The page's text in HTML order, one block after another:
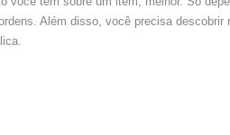
Além disso, você precisa descobrir